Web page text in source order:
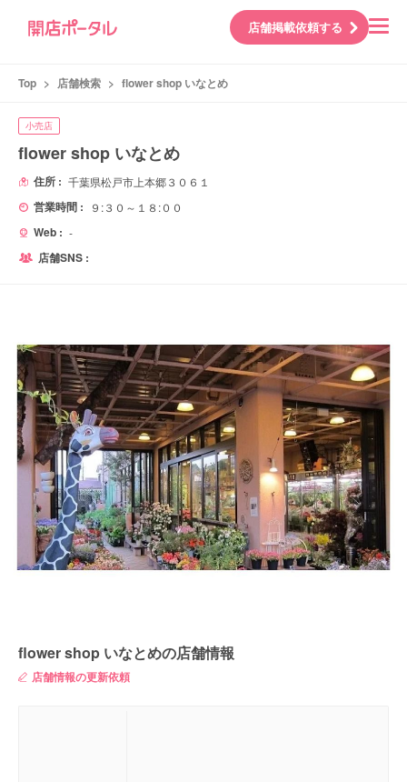
店舗掲載依頼する
Top > 店舗検索 > flower shop いなとめ
小売店
flower shop いなとめ
住所 : 千葉県松戸市上本郷３０６１
営業時間 : ９:３０～１８:００
Web : -
店舗SNS :
flower shop いなとめの店舗情報
店舗情報の更新依頼